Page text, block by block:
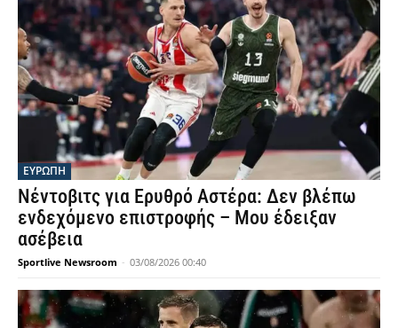
ΕΥΡΩΠΗ
Νέντοβιτς για Ερυθρό Αστέρα: Δεν βλέπω
ενδεχόμενο επιστροφής – Μου έδειξαν
ασέβεια
Sportlive Newsroom - 03/08/2026 00:40